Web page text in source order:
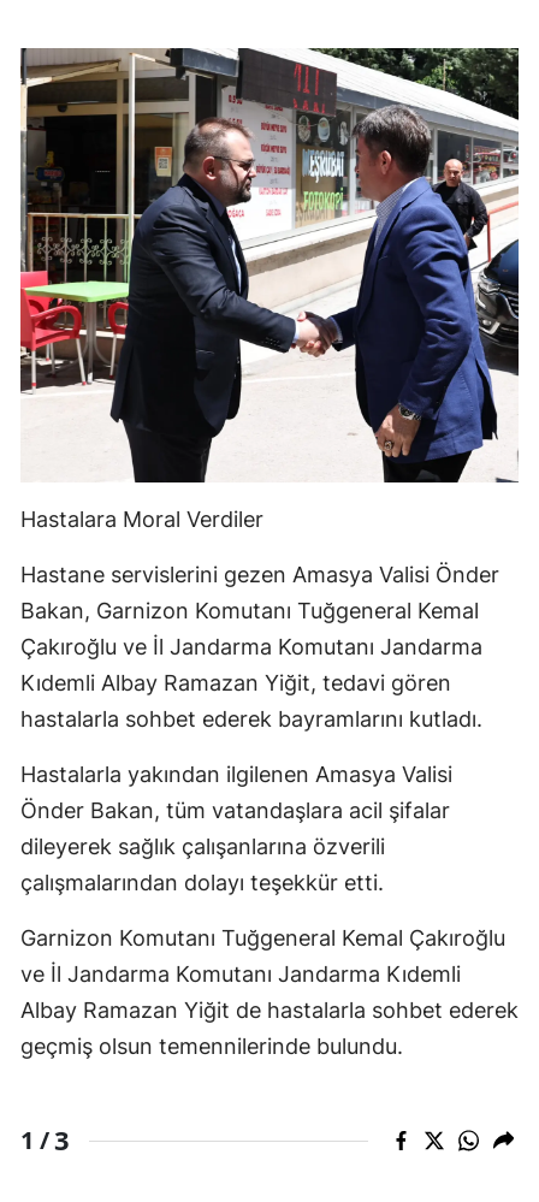
Hastalara Moral Verdiler
Hastane servislerini gezen Amasya Valisi Önder
Bakan, Garnizon Komutanı Tuğgeneral Kemal
Çakıroğlu ve İl Jandarma Komutanı Jandarma
Kıdemli Albay Ramazan Yiğit, tedavi gören
hastalarla sohbet ederek bayramlarını kutladı.
Hastalarla yakından ilgilenen Amasya Valisi
Önder Bakan, tüm vatandaşlara acil şifalar
dileyerek sağlık çalışanlarına özverili
çalışmalarından dolayı teşekkür etti.
Garnizon Komutanı Tuğgeneral Kemal Çakıroğlu
ve İl Jandarma Komutanı Jandarma Kıdemli
Albay Ramazan Yiğit de hastalarla sohbet ederek
geçmiş olsun temennilerinde bulundu.
1 /3